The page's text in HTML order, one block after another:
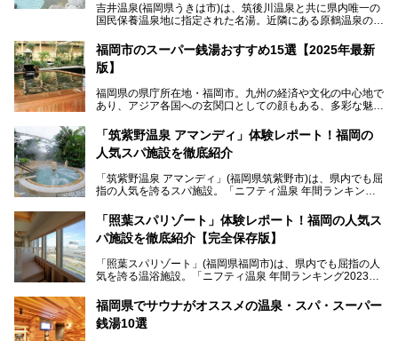
吉井温泉(福岡県うきは市)は、筑後川温泉と共に県内唯一の
国民保養温泉地に指定された名湯。近隣にある原鶴温泉の観
す。
「ふだん着の温泉 鶴は千年」は、吉井温泉にある日帰り入
住民や温泉ファンに愛され続けています。今回は筆者自ら日
帰り入浴し、自慢の温泉を中心に詳細レビューします！
福岡市のスーパー銭湯おすすめ15選【2025年最新
版】
福岡県の県庁所在地・福岡市。九州の経済や文化の中心地で
あり、アジア各国への玄関口としての顔もある、多彩な魅力
そんな福岡市は、スーパー銭湯も多種多彩。玄界灘を眺めら
れるリゾート気分満点のスーパー銭湯から、繁華街近くのレ
いスーパー銭湯を一挙ご紹介します。
「筑紫野温泉 アマンディ」体験レポート！福岡の
人気スパ施設を徹底紹介
「筑紫野温泉 アマンディ」(福岡県筑紫野市)は、県内でも屈
指の人気を誇るスパ施設。「ニフティ温泉 年間ランキング2
入浴客で賑わっています。
そこで今回は、ニフティ温泉ライターである筆者が現地訪
ーム・併設するレストランを体験し、それらの全貌を徹底紹
介します！
「照葉スパリゾート」体験レポート！福岡の人気ス
パ施設を徹底紹介【完全保存版】
「照葉スパリゾート」(福岡県福岡市)は、県内でも屈指の人
気を誇る温浴施設。「ニフティ温泉 年間ランキング2023」
常連客で賑わっています。
そこで今回は、ニフティ温泉ライターである筆者が現地体
福岡県でサウナがオススメの温泉・スパ・スーパー
銭湯10選